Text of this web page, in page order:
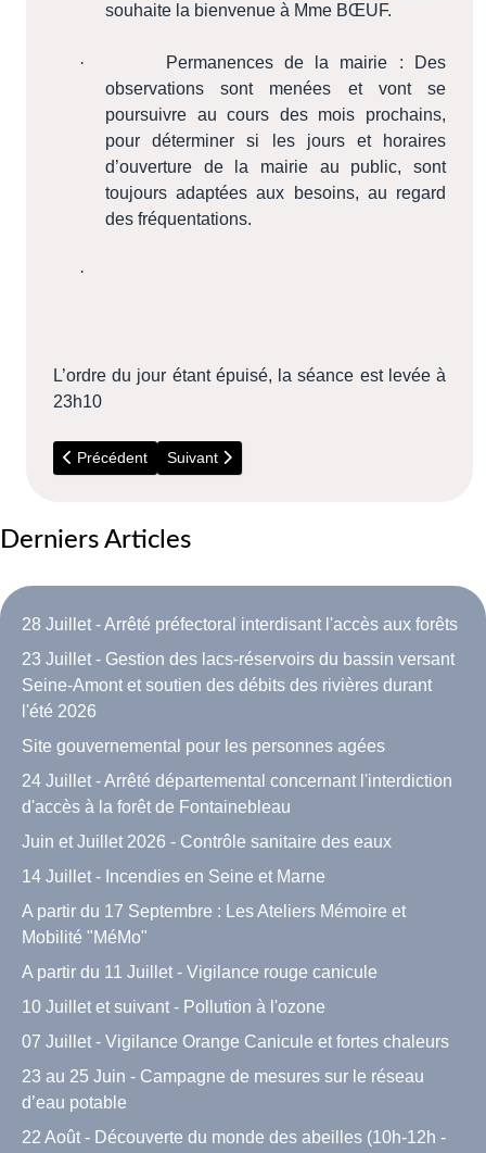
souhaite la bienvenue à Mme BŒUF.
·
Permanences de la mairie : Des
observations sont menées et vont se
poursuivre au cours des mois prochains,
pour déterminer si les jours et horaires
d’ouverture de la mairie au public, sont
toujours adaptées aux besoins, au regard
des fréquentations.
·
L’ordre du jour étant épuisé, la séance est levée à
23h10
Article précédent : Conseil Municipal du 8 août 2016
Précédent Article suivant : Conseil Municipal du 19 mai
Suivant
Derniers Articles
28 Juillet - Arrêté préfectoral interdisant l'accès aux forêts
23 Juillet - Gestion des lacs-réservoirs du bassin versant
Seine-Amont et soutien des débits des rivières durant
l'été 2026
Site gouvernemental pour les personnes agées
24 Juillet - Arrêté départemental concernant l'interdiction
d'accès à la forêt de Fontainebleau
Juin et Juillet 2026 - Contrôle sanitaire des eaux
14 Juillet - Incendies en Seine et Marne
A partir du 17 Septembre : Les Ateliers Mémoire et
Mobilité "MéMo"
A partir du 11 Juillet - Vigilance rouge canicule
10 Juillet et suivant - Pollution à l'ozone
07 Juillet - Vigilance Orange Canicule et fortes chaleurs
23 au 25 Juin - Campagne de mesures sur le réseau
d’eau potable
22 Août - Découverte du monde des abeilles (10h-12h -